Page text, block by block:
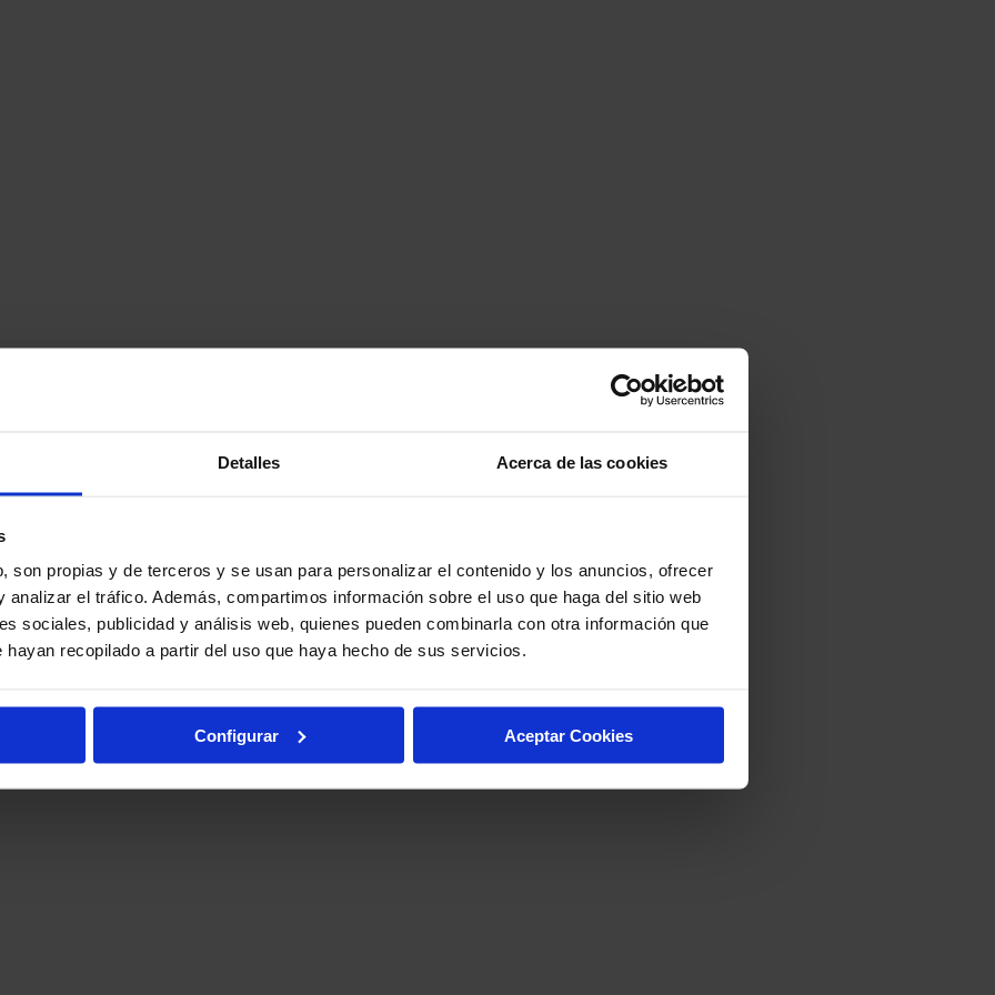
Detalles Acerca de las cookies
son propias y de terceros y se usan para personalizar el contenido y los anuncios, ofrecer
analizar el tráfico. Además, compartimos información sobre el uso que haga del sitio web
sociales, publicidad y análisis web, quienes pueden combinarla con otra información que
hayan recopilado a partir del uso que haya hecho de sus servicios.
Configurar Aceptar Cookies